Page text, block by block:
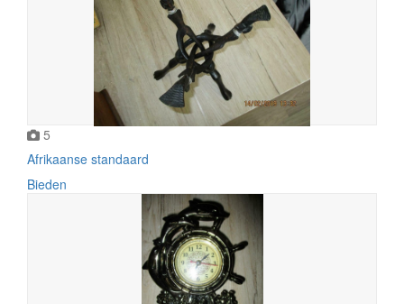
5
Afrikaanse standaard
Bieden